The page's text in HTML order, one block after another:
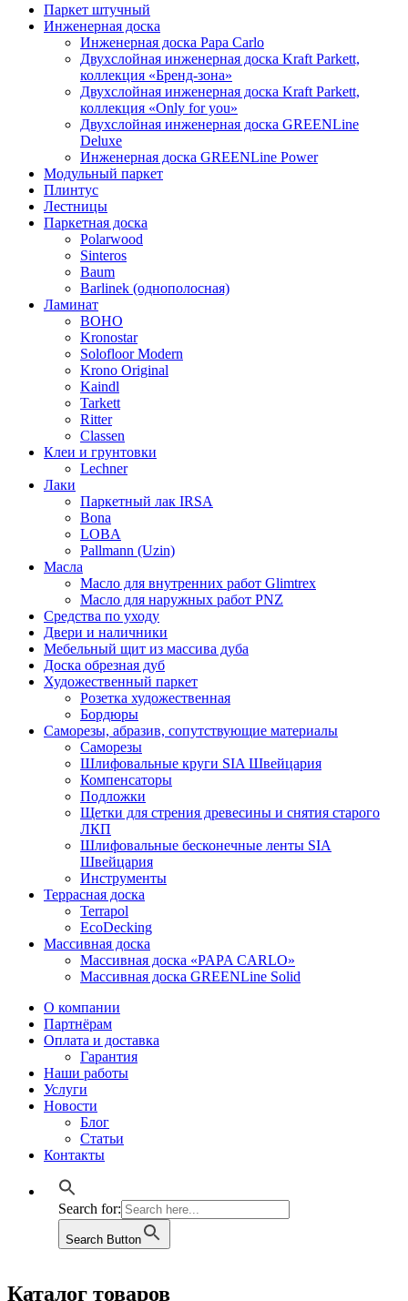
Паркет штучный
Инженерная доска
Инженерная доска Papa Carlo
Двухслойная инженерная доска Kraft Parkett,
коллекция «Бренд-зона»
Двухслойная инженерная доска Kraft Parkett,
коллекция «Only for you»
Двухслойная инженерная доска GREENLine
Deluxe
Инженерная доска GREENLine Power
Модульный паркет
Плинтус
Лестницы
Паркетная доска
Polarwood
Sinteros
Baum
Barlinek (однополосная)
Ламинат
BOHO
Kronostar
Solofloor Modern
Krono Original
Kaindl
Tarkett
Ritter
Classen
Клеи и грунтовки
Lechner
Лаки
Паркетный лак IRSA
Bona
LOBA
Pallmann (Uzin)
Масла
Масло для внутренних работ Glimtrex
Масло для наружных работ PNZ
Средства по уходу
Двери и наличники
Мебельный щит из массива дуба
Доска обрезная дуб
Художественный паркет
Розетка художественная
Бордюры
Саморезы, абразив, сопутствующие материалы
Саморезы
Шлифовальные круги SIA Швейцария
Компенсаторы
Подложки
Щетки для стрения древесины и снятия старого
ЛКП
Шлифовальные бесконечные ленты SIA
Швейцария
Инструменты
Террасная доска
Terrapol
EcoDecking
Массивная доска
Массивная доска «PAPA CARLO»
Массивная доска GREENLine Solid
О компании
Партнёрам
Оплата и доставка
Гарантия
Наши работы
Услуги
Новости
Блог
Статьи
Контакты
Search for:
Search Button
Каталог товаров